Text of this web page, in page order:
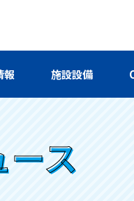
報 施設設備
ス